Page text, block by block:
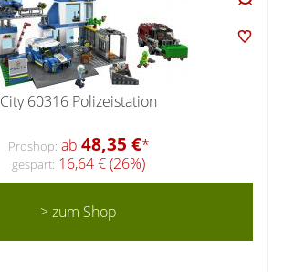
City 60316 Polizeistation
Proshop: ab 48,35 €*
gespart: 16,64 € (26%)
> zum Shop